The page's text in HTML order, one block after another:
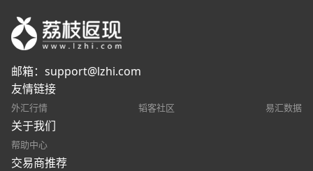
邮箱： support@lzhi.com
友情链接
外汇行情 韬客社区 易汇数据
关于我们
帮助中心
交易商推荐